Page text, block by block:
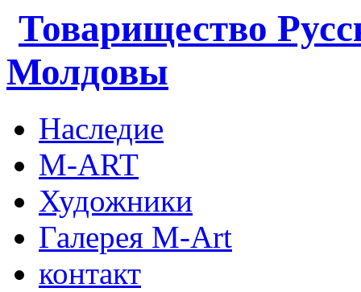
Товарищество
Молдовы
Наследие
M-ART
Художники
Галерея M-Art
контакт